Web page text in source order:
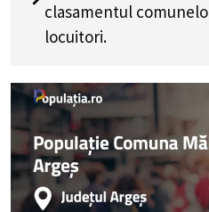
clasamentul
locuitori.